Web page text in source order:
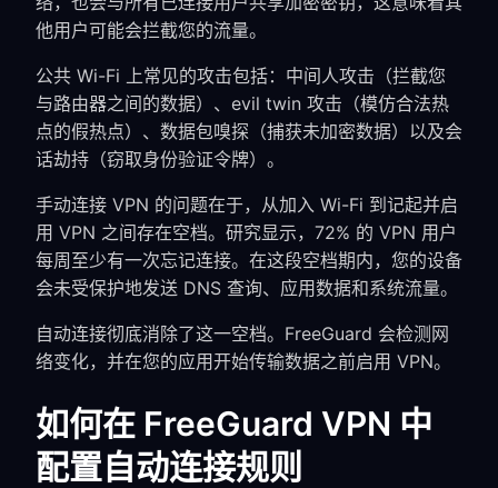
他用户可能会拦截您的流量。
公共 Wi-Fi 上常见的攻击包括：中间人攻击（拦截您
与路由器之间的数据）、evil twin 攻击（模仿合法热
点的假热点）、数据包嗅探（捕获未加密数据）以及会
话劫持（窃取身份验证令牌）。
手动连接 VPN 的问题在于，从加入 Wi-Fi 到记起并启
用 VPN 之间存在空档。研究显示，72% 的 VPN 用户
每周至少有一次忘记连接。在这段空档期内，您的设备
会未受保护地发送 DNS 查询、应用数据和系统流量。
自动连接彻底消除了这一空档。FreeGuard 会检测网
络变化，并在您的应用开始传输数据之前启用 VPN。
如何在 FreeGuard VPN 中
配置自动连接规则